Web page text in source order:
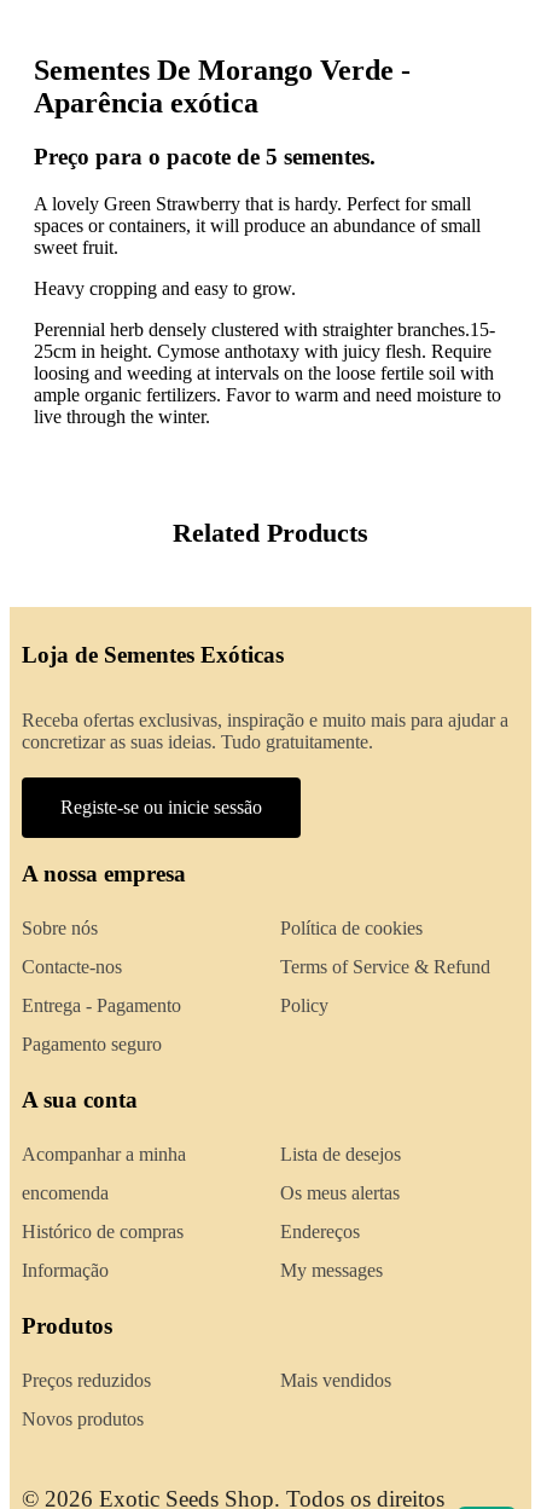
Sementes De Morango Verde -
Aparência exótica
Preço para o pacote de 5 sementes.
A lovely Green Strawberry that is hardy. Perfect for small
spaces or containers, it will produce an abundance of small
sweet fruit.
Heavy cropping and easy to grow.
Perennial herb densely clustered with straighter branches.15-
25cm in height. Cymose anthotaxy with juicy flesh. Require
loosing and weeding at intervals on the loose fertile soil with
ample organic fertilizers. Favor to warm and need moisture to
live through the winter.
Related Products
Loja de Sementes Exóticas
Receba ofertas exclusivas, inspiração e muito mais para ajudar a
concretizar as suas ideias. Tudo gratuitamente.
Registe-se ou inicie sessão
A nossa empresa
Sobre nós
Contacte-nos
Entrega - Pagamento
Pagamento seguro
Política de cookies
Terms of Service & Refund
Policy
A sua conta
Acompanhar a minha
encomenda
Histórico de compras
Informação
Lista de desejos
Os meus alertas
Endereços
My messages
Produtos
Preços reduzidos
Novos produtos
Mais vendidos
© 2026 Exotic Seeds Shop. Todos os direitos